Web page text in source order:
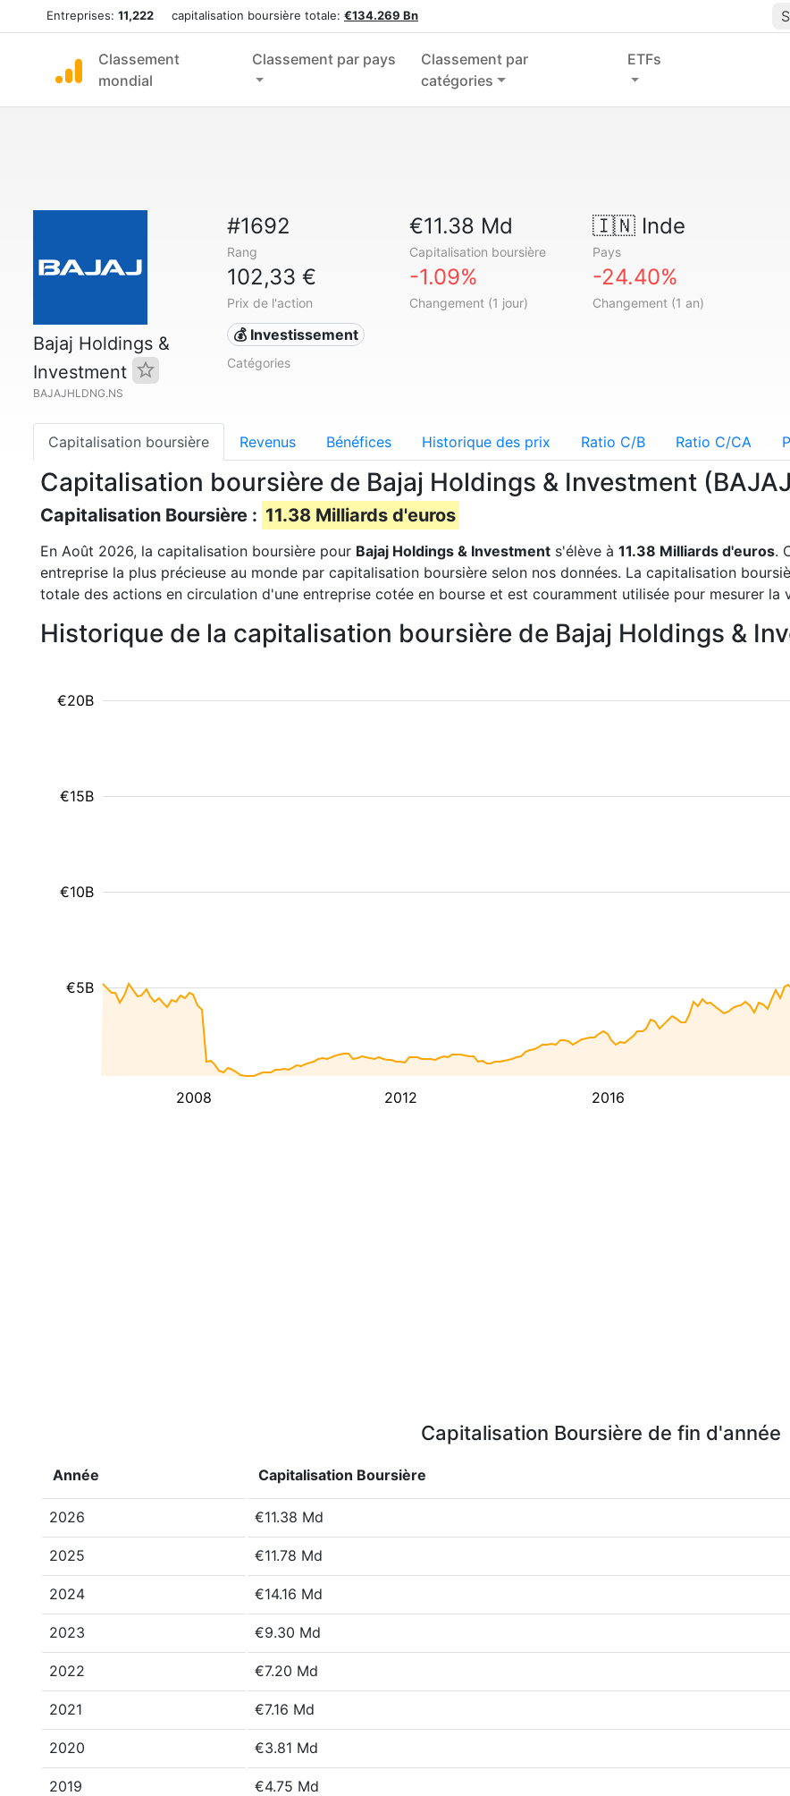
Entreprises: 11,222 capitalisation boursière totale: €134.269 Bn
Classement
mondial
Classement par pays
Classement par
catégories
ETFs
Bajaj Holdings &
Investment
BAJAJHLDNG.NS
#1692
Rang
€11.38 Md
Capitalisation boursière
🇮🇳Inde
Pays
102,33 €
Prix de l'action
-1.09%
Changement (1 jour)
-24.40%
Changement (1 an)
💰 Investissement
Catégories
Capitalisation boursière Revenus Bénéfices Historique des prix Ratio C/B Ratio C/CA
Capitalisation boursière de Bajaj Holdings & Investment
Capitalisation Boursière : 11.38 Milliards d'euros
En Août 2026, la capitalisation boursière pour Bajaj Holdings & Investment s'élève à 11.38 Milliards d'euros.
entreprise la plus précieuse au monde par capitalisation boursière selon nos données. La capitalisation
totale des actions en circulation d'une entreprise cotée en bourse et est couramment utilisée pour mesurer la
Historique de la capitalisation boursière de Bajaj Holdings &
2008 2012 2016
€5B
€10B
€15B
€20B
Capitalisation Boursière de fin d'année
Année Capitalisation Boursière
2026 €11.38 Md
2025 €11.78 Md
2024 €14.16 Md
2023 €9.30 Md
2022 €7.20 Md
2021 €7.16 Md
2020 €3.81 Md
2019 €4.75 Md